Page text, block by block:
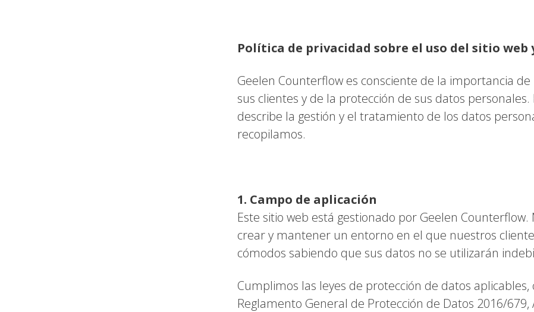
Política de privacidad sobre el uso del sitio web
Geelen Counterflow es consciente de la importancia
sus clientes y de la protección de sus datos personales.
describe la gestión y el tratamiento de los datos
recopilamos.
1. Campo de aplicación
Este sitio web está gestionado por Geelen Counterflow.
crear y mantener un entorno en el que nuestros
cómodos sabiendo que sus datos no se utilizarán
Cumplimos las leyes de protección de datos aplicables,
Reglamento General de Protección de Datos 2016/679,